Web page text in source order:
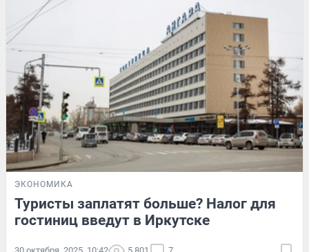
ЭКОНОМИКА
Туристы заплатят больше? Налог для
гостиниц введут в Иркутске